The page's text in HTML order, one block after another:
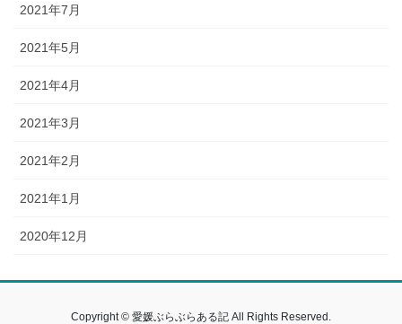
2021年7月
2021年5月
2021年4月
2021年3月
2021年2月
2021年1月
2020年12月
Copyright © 愛媛ぶらぶらある記 All Rights Reserved.